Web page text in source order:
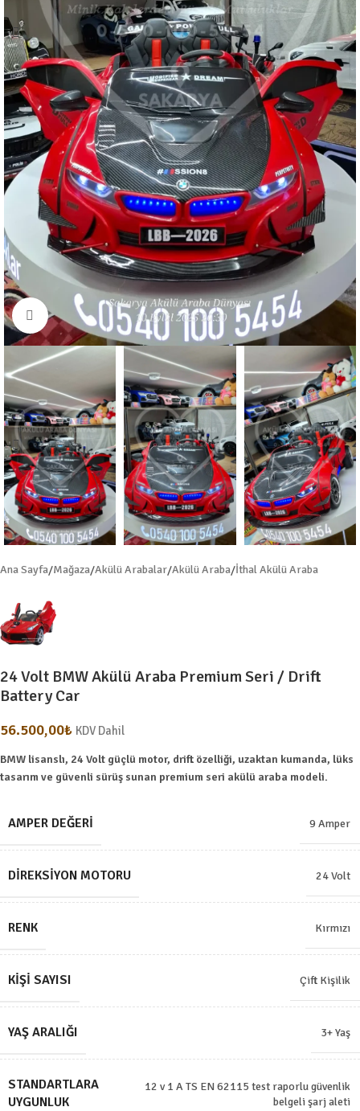
Resmi büyüt
Ana Sayfa/Mağaza/Akülü Arabalar/Akülü Araba/İthal Akülü Araba
24 Volt BMW Akülü Araba Premium Seri / Drift
Battery Car
56.500,00₺ KDV Dahil
BMW lisanslı, 24 Volt güçlü motor, drift özelliği, uzaktan kumanda, lüks
tasarım ve güvenli sürüş sunan premium seri akülü araba modeli.
AMPER DEĞERI 9 Amper
DIREKSIYON MOTORU 24 Volt
RENK Kırmızı
KIŞI SAYISI Çift Kişilik
YAŞ ARALIĞI 3+ Yaş
STANDARTLARA
UYGUNLUK
12 v 1 A TS EN 62115 test raporlu güvenlik
belgeli şarj aleti